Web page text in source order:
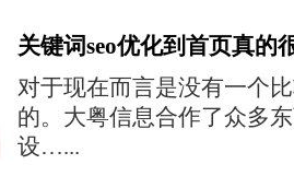
关键词seo优化到首页真的
对于现在而言是没有一个
的。大粤信息合作了众多
设…...